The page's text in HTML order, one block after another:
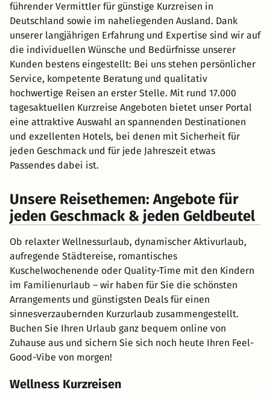
führender Vermittler für günstige Kurzreisen in
Deutschland sowie im naheliegenden Ausland. Dank
unserer langjährigen Erfahrung und Expertise sind wir auf
die individuellen Wünsche und Bedürfnisse unserer
Kunden bestens eingestellt: Bei uns stehen persönlicher
Service, kompetente Beratung und qualitativ
hochwertige Reisen an erster Stelle. Mit rund 17.000
tagesaktuellen Kurzreise Angeboten bietet unser Portal
eine attraktive Auswahl an spannenden Destinationen
und exzellenten Hotels, bei denen mit Sicherheit für
jeden Geschmack und für jede Jahreszeit etwas
Passendes dabei ist.
Unsere Reisethemen: Angebote für
jeden Geschmack & jeden Geldbeutel
Ob relaxter Wellnessurlaub, dynamischer Aktivurlaub,
aufregende Städtereise, romantisches
Kuschelwochenende oder Quality-Time mit den Kindern
im Familienurlaub – wir haben für Sie die schönsten
Arrangements und günstigsten Deals für einen
sinnesverzaubernden Kurzurlaub zusammengestellt.
Buchen Sie Ihren Urlaub ganz bequem online von
Zuhause aus und sichern Sie sich noch heute Ihren Feel-
Good-Vibe von morgen!
Wellness Kurzreisen